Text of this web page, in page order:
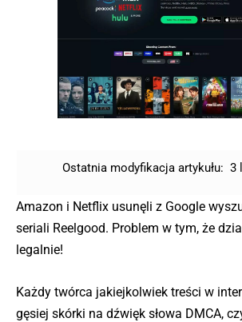
Ostatnia modyfikacja artykułu: 3
Amazon i Netflix usunęli z Google
seriali Reelgood. Problem w tym, że
legalnie!
Każdy twórca jakiejkolwiek treści w
gęsiej skórki na dźwięk słowa DMCA,